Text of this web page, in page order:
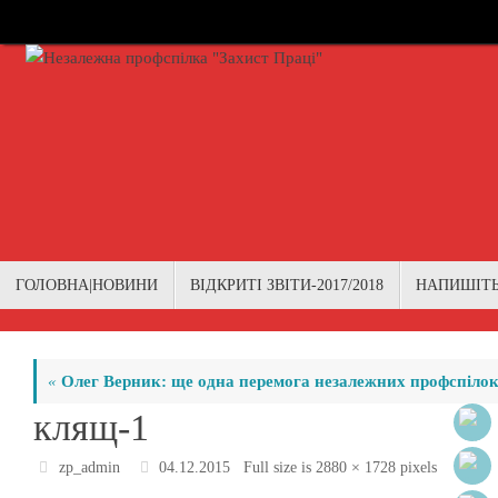
to
content
ГОЛОВНА|НОВИНИ ВІДКРИТІ ЗВІТИ-2017/2018
« Олег Верник: ще одна перемога незалежних
клящ-1
zp_admin 04.12.2015 Full size is2880 × 1728 pixels